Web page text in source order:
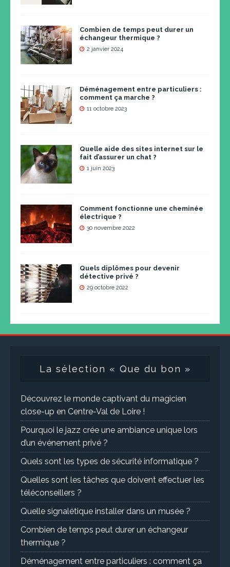
Combien de temps peut durer un
échangeur thermique ?
2 janvier 2024
Déménagement entre particuliers :
comment ça marche ?
11 octobre 2023
Quelle aide des sites internet sur le
fait d’assurer un chat ?
1 juin 2023
Comment fonctionne une cheminée
électrique ?
30 novembre 2022
Quels diplômes pour devenir
détective privé ?
29 octobre 2022
La sélection « Que du bon »
Découvrez le monde captivant du magicien
close-up en Centre-Val de Loire !
Pourquoi le jazz crée une ambiance unique lors
d’un événement privé ?
Quels sont les types de sécurité informatique ?
Quelles sont les tâches que doivent effectuer les
téléconseillers ?
Quelle signalétique installer dans un musée ?
Combien de temps peut durer un échangeur
thermique ?
Déménagement entre particuliers : comment ça